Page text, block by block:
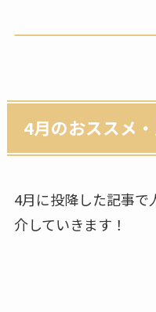
4月のおススメ
4月に投降した記事で
介していきます！